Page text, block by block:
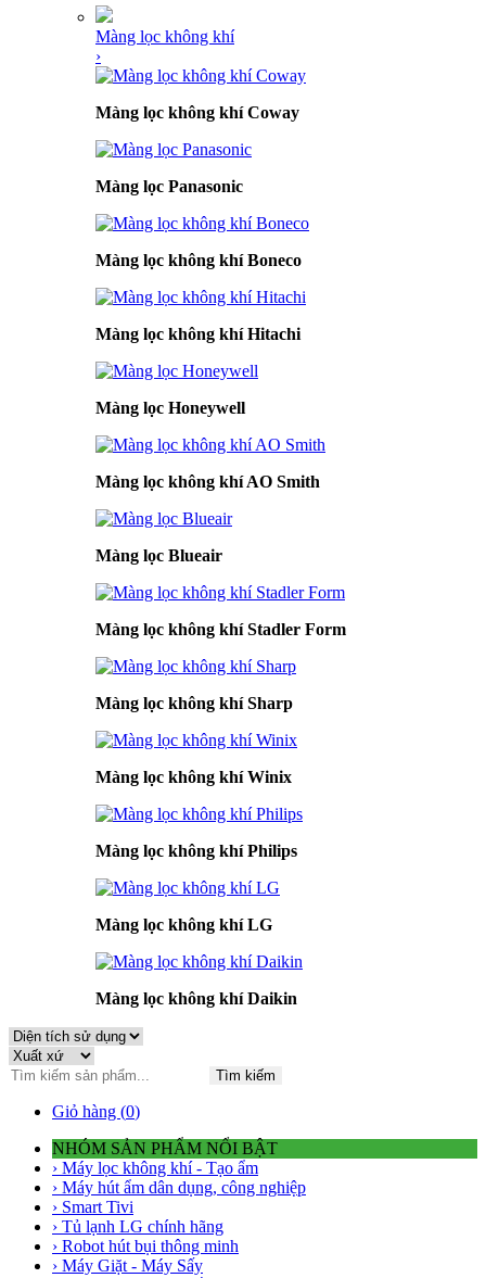
Màng lọc không khí
›
Màng lọc không khí Coway
Màng lọc Panasonic
Màng lọc không khí Boneco
Màng lọc không khí Hitachi
Màng lọc Honeywell
Màng lọc không khí AO Smith
Màng lọc Blueair
Màng lọc không khí Stadler Form
Màng lọc không khí Sharp
Màng lọc không khí Winix
Màng lọc không khí Philips
Màng lọc không khí LG
Màng lọc không khí Daikin
Tìm kiếm
Giỏ hàng (0)
NHÓM SẢN PHẨM NỔI BẬT
› Máy lọc không khí - Tạo ẩm
› Máy hút ẩm dân dụng, công nghiệp
› Smart Tivi
› Tủ lạnh LG chính hãng
› Robot hút bụi thông minh
› Máy Giặt - Máy Sấy